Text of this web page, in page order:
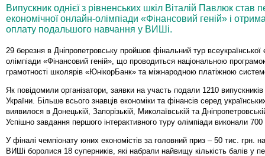
Випускник однієї з рівненських шкіл Віталій Павлюк став
економічної онлайн-олімпіади «Фінансовий геній» і
оплату подальшого навчання у ВИШі.
29 березня в Дніпропетровську пройшов фінальний тур всеукраїнської
олімпіади «Фінансовий геній», що проводиться національною
грамотності школярів «ЮнікорБанк» та міжнародною платіжною
Як повідомили організатори, заявки на участь подали 1210
України. Більше всього знавців економіки та фінансів серед
виявилося в Донецькій, Запорізькій, Миколаївській та
Успішно завдання першого інтерактивного туру олімпіади виконали 700
У фіналі чемпіонату юних економістів за головний приз – 50 тис. грн.
ВИШі боролися 18 суперників, які набрали найвищу кількість балів у